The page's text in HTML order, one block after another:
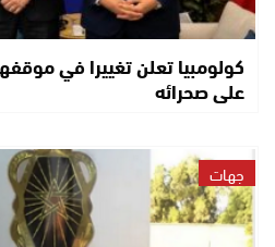
كولومبيا تعلن تغييرا في
على صحرائه
جهات